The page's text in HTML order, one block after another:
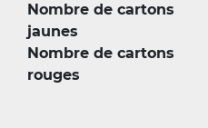
Nombre de cartons
jaunes
Nombre de cartons
rouges